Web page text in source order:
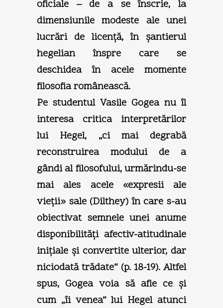
oficiale – de a se înscrie, la
dimensiunile modeste ale unei
lucrări de licenţă, în şantierul
hegelian înspre care se
deschidea în acele momente
filosofia românească.
Pe studentul Vasile Gogea nu îl
interesa critica interpretărilor
lui Hegel, „ci mai degrabă
reconstruirea modului de a
gândi al filosofului, urmărindu-se
mai ales acele «expresii ale
vieţii» sale (Dilthey) în care s-au
obiectivat semnele unei anume
disponibilităţi afectiv-atitudinale
iniţiale şi convertite ulterior, dar
niciodată trădate“ (p. 18-19). Altfel
spus, Gogea voia să afle ce şi
cum „îi venea“ lui Hegel atunci